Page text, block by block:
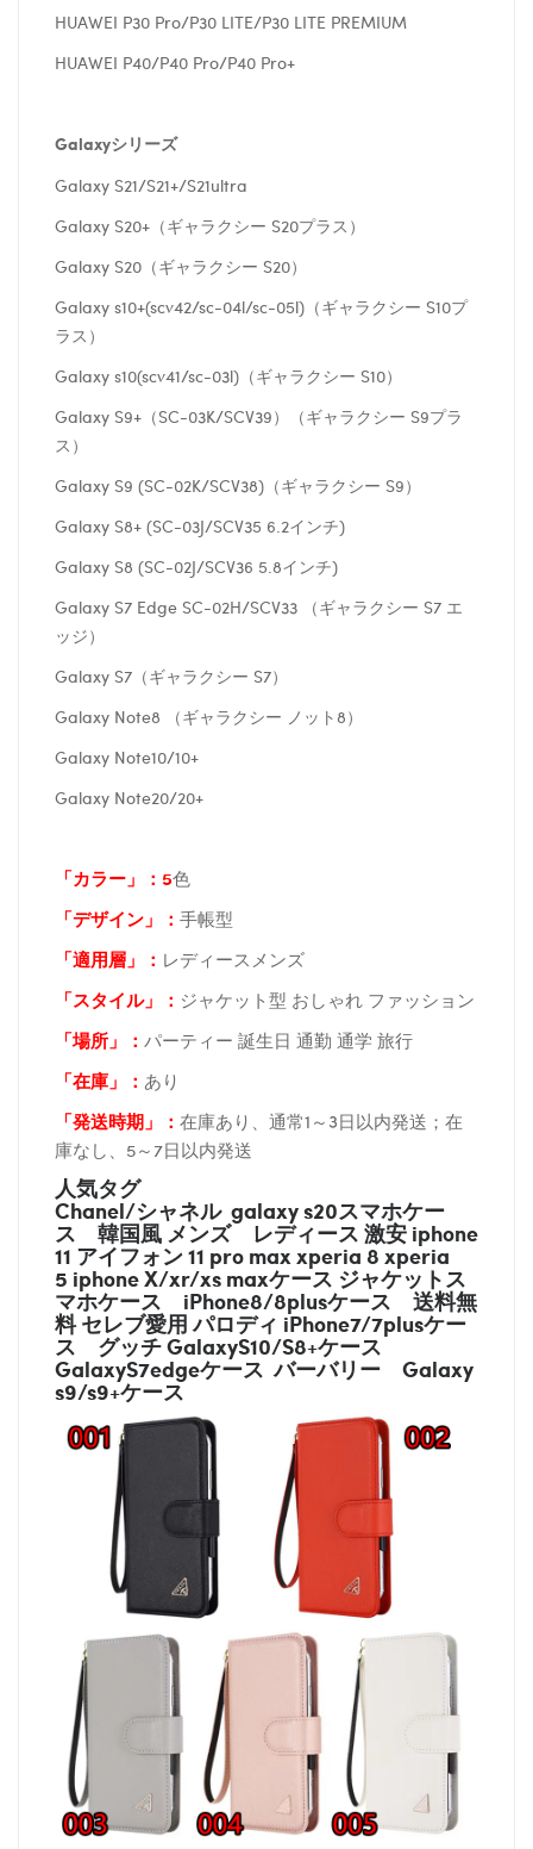
HUAWEI P30 Pro/P30 LITE/P30 LITE PREMIUM
HUAWEI P40/P40 Pro/P40 Pro+
Galaxyシリーズ
Galaxy S21/S21+/S21ultra
Galaxy S20+（ギャラクシー S20プラス）
Galaxy S20（ギャラクシー S20）
Galaxy s10+(scv42/sc-04l/sc-05l)（ギャラクシー S10プ
ラス）
Galaxy s10(scv41/sc-03l)（ギャラクシー S10）
Galaxy S9+（SC-03K/SCV39）（ギャラクシー S9プラ
ス）
Galaxy S9 (SC-02K/SCV38)（ギャラクシー S9）
Galaxy S8+ (SC-03J/SCV35 6.2インチ)
Galaxy S8 (SC-02J/SCV36 5.8インチ)
Galaxy S7 Edge SC-02H/SCV33 （ギャラクシー S7 エ
ッジ）
Galaxy S7（ギャラクシー S7）
Galaxy Note8 （ギャラクシー ノット8）
Galaxy Note10/10+
Galaxy Note20/20+
「カラー」：5色
「デザイン」
： 手帳型
「適用層」： レディースメンズ
「スタイル」： ジャケット型 おしゃれ ファッション
「場所 」： パーティー 誕生日 通勤 通学 旅行
「在庫 」： あり
「発送時期 」： 在庫あり、通常1～3日以内発送；在
庫なし、5～7日以内発送
人気タグ
Chanel/シャネル galaxy s20スマホケー
ス 韓国風 メンズ レディース 激安 iphone
11 アイフォン 11 pro max xperia 8 xperia
5 iphone X/xr/xs maxケース ジャケットス
マホケース iPhone8/8plusケース 送料無
料 セレブ愛用 パロディ iPhone7/7plusケー
ス グッチGalaxyS10/S8+ケース
GalaxyS7edgeケース バーバリー Galaxy
s9/s9+ケース